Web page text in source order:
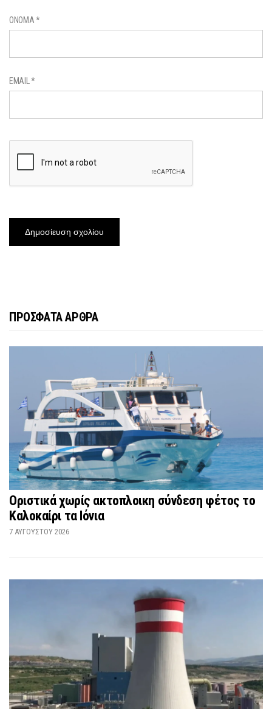
ΌΝΟΜΑ*
EMAIL*
ΠΡΟΣΦΑΤΑ ΑΡΘΡΑ
Οριστικά χωρίς ακτοπλοικη σύνδεση φέτος το
Καλοκαίρι τα Ιόνια
7 ΑΥΓΟΎΣΤΟΥ 2026